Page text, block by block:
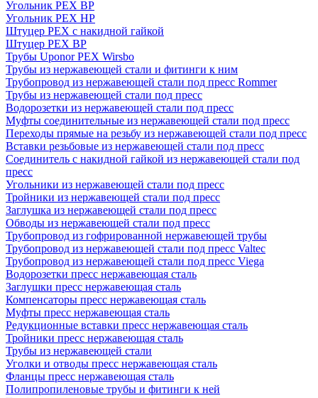
Угольник PEX ВР
Угольник PEX НР
Штуцер PEX c накидной гайкой
Штуцер PEX ВР
Трубы Uponor PEX Wirsbo
Трубы из нержавеющей стали и фитинги к ним
Трубопровод из нержавеющей стали под пресс Rommer
Трубы из нержавеющей стали под пресс
Водорозетки из нержавеющей стали под пресс
Муфты соединительные из нержавеющей стали под пресс
Переходы прямые на резьбу из нержавеющей стали под пресс
Вставки резьбовые из нержавеющей стали под пресс
Соединитель с накидной гайкой из нержавеющей стали под
пресс
Угольники из нержавеющей стали под пресс
Тройники из нержавеющей стали под пресс
Заглушка из нержавеющей стали под пресс
Обводы из нержавеющей стали под пресс
Трубопровод из гофрированной нержавеющей трубы
Трубопровод из нержавеющей стали под пресс Valtec
Трубопровод из нержавеющей стали под пресс Viega
Водорозетки пресс нержавеющая сталь
Заглушки пресс нержавеющая сталь
Компенсаторы пресс нержавеющая сталь
Муфты пресс нержавеющая сталь
Редукционные вставки пресс нержавеющая сталь
Тройники пресс нержавеющая сталь
Трубы из нержавеющей стали
Уголки и отводы пресс нержавеющая сталь
Фланцы пресс нержавеющая сталь
Полипропиленовые трубы и фитинги к ней